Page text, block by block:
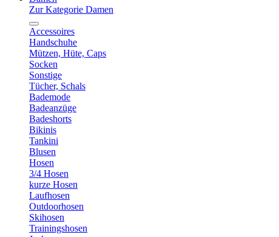
Zur Kategorie Damen
Accessoires
Handschuhe
Mützen, Hüte, Caps
Socken
Sonstige
Tücher, Schals
Bademode
Badeanzüge
Badeshorts
Bikinis
Tankini
Blusen
Hosen
3/4 Hosen
kurze Hosen
Laufhosen
Outdoorhosen
Skihosen
Trainingshosen